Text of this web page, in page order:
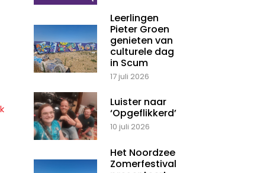
Leerlingen
Pieter Groen
genieten van
culturele dag
in Scum
17 juli 2026
Luister naar
‘Opgeflikkerd’
10 juli 2026
Het Noordzee
Zomerfestival